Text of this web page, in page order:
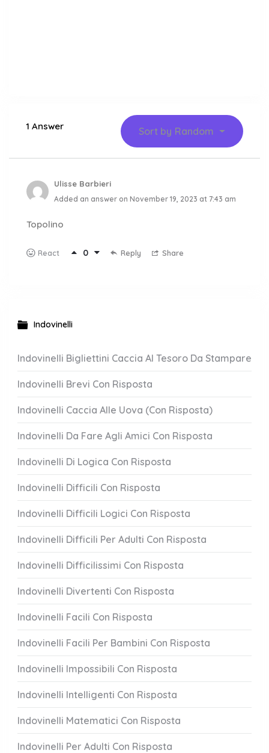
1 Answer Sort by Random
Ulisse Barbieri
Added an answer on November 19, 2023 at 7:43 am
Topolino
React 0 Reply Share
Indovinelli
Indovinelli Bigliettini Caccia Al Tesoro Da Stampare
Indovinelli Brevi Con Risposta
Indovinelli Caccia Alle Uova (Con Risposta)
Indovinelli Da Fare Agli Amici Con Risposta
Indovinelli Di Logica Con Risposta
Indovinelli Difficili Con Risposta
Indovinelli Difficili Logici Con Risposta
Indovinelli Difficili Per Adulti Con Risposta
Indovinelli Difficilissimi Con Risposta
Indovinelli Divertenti Con Risposta
Indovinelli Facili Con Risposta
Indovinelli Facili Per Bambini Con Risposta
Indovinelli Impossibili Con Risposta
Indovinelli Intelligenti Con Risposta
Indovinelli Matematici Con Risposta
Indovinelli Per Adulti Con Risposta